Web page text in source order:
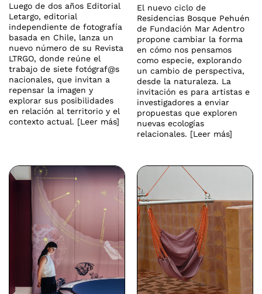
Luego de dos años Editorial
Letargo, editorial
independiente de fotografía
basada en Chile, lanza un
nuevo número de su Revista
LTRGO, donde reúne el
trabajo de siete fotógraf@s
nacionales, que invitan a
repensar la imagen y
explorar sus posibilidades
en relación al territorio y el
contexto actual. [Leer más]
El nuevo ciclo de
Residencias Bosque Pehuén
de Fundación Mar Adentro
propone cambiar la forma
en cómo nos pensamos
como especie, explorando
un cambio de perspectiva,
desde la naturaleza. La
invitación es para artistas e
investigadores a enviar
propuestas que exploren
nuevas ecologías
relacionales. [Leer más]